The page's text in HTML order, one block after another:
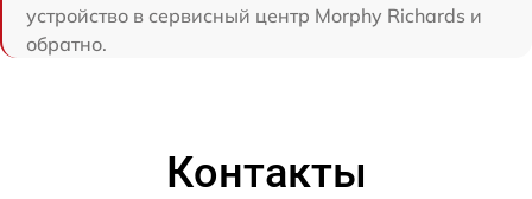
устройство в сервисный центр Morphy Richards и
обратно.
Контакты